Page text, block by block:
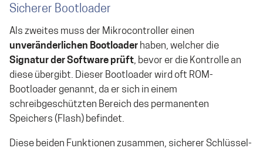
Sicherer Bootloader
Als zweites muss der Mikrocontroller einen
unveränderlichen Bootloader haben, welcher die
Signatur der Software prüft, bevor er die Kontrolle an
diese übergibt. Dieser Bootloader wird oft ROM-
Bootloader genannt, da er sich in einem
schreibgeschützten Bereich des permanenten
Speichers (Flash) befindet.
Diese beiden Funktionen zusammen, sicherer Schlüssel-